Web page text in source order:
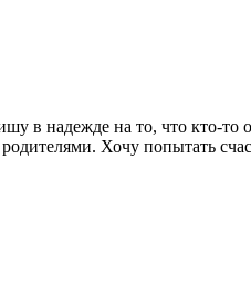
в надежде на то, что кто-
Хочу попытать